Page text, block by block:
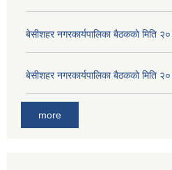
बे‍‍सीशहर नगरकार्यपालिका बैठककाे मिति
बे‍‍सीशहर नगरकार्यपालिका बैठककाे मिति
more